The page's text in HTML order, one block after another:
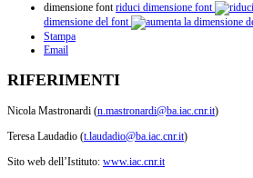
dimensione font riduci dimensione font
dimensione del font
Stampa
Email
RIFERIMENTI
Nicola Mastronardi (n.mastronardi@ba.iac.cnr.it)
Teresa Laudadio (t.laudadio@ba.iac.cnr.it)
Sito web dell’Istituto: www.iac.cnr.it